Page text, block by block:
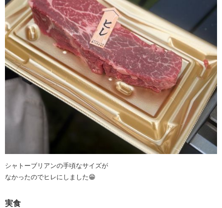
シャトーブリアンの手頃なサイズが
なかったのでヒレにしました😁
実食